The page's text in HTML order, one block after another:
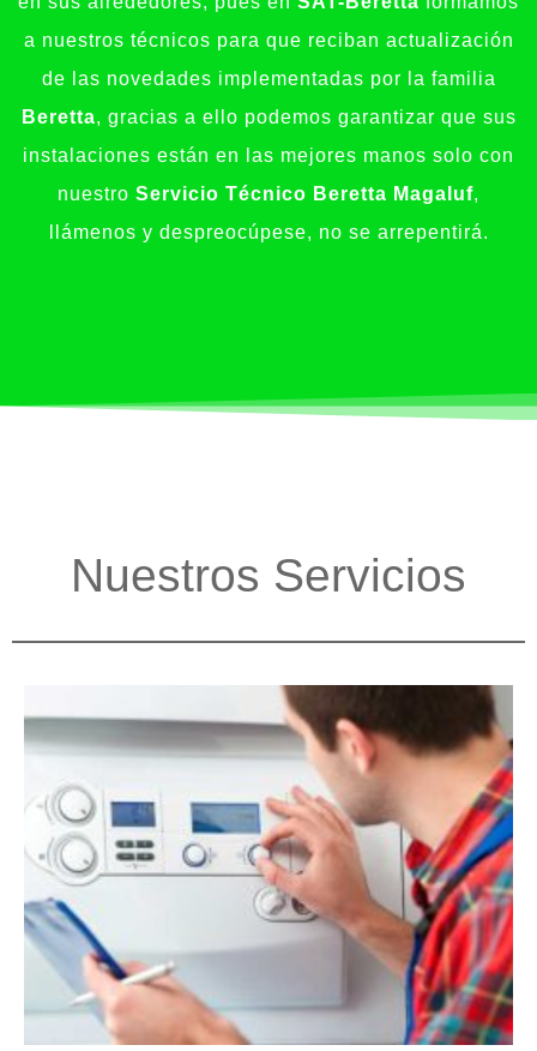
a nuestros técnicos para que reciban actualización
de las novedades implementadas por la familia
Beretta, gracias a ello podemos garantizar que sus
instalaciones están en las mejores manos solo con
nuestro Servicio Técnico Beretta Magaluf,
llámenos y despreocúpese, no se arrepentirá.
Nuestros Servicios